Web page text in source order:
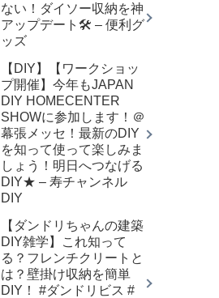
ない！ダイソー収納を神
アップデート🛠️ – 便利グ
ッズ
【DIY】【ワークショッ
プ開催】今年もJAPAN
DIY HOMECENTER
SHOWに参加します！＠
幕張メッセ！最新のDIY
を知って使って楽しみま
しょう！明日へつなげる
DIY★ – 寿チャンネル
DIY
【ダンドリちゃんの建築
DIY雑学】これ知って
る？フレンチクリートと
は？壁掛け収納を簡単
DIY！ #ダンドリビス #